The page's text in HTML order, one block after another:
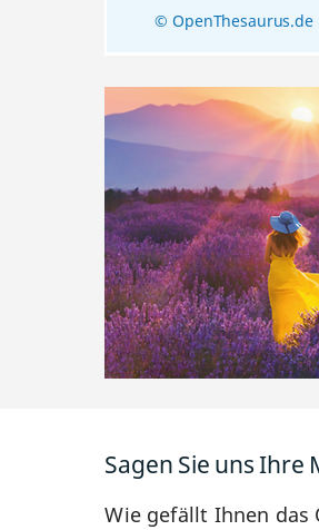
© OpenThesaurus.de
Sagen Sie uns Ihre
Wie gefällt Ihnen das